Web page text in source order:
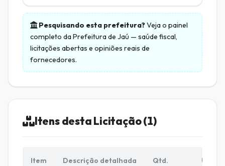
Pesquisando esta prefeitura?Veja o painel
completo daPrefeitura de Jaú — saúde fiscal,
licitações abertas e opiniões reais de
fornecedores.
Itens desta Licitação (1)
Item Descrição detalhada Qtd. Unid.